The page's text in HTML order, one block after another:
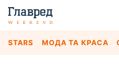
STARS МОДА ТА КРАСА